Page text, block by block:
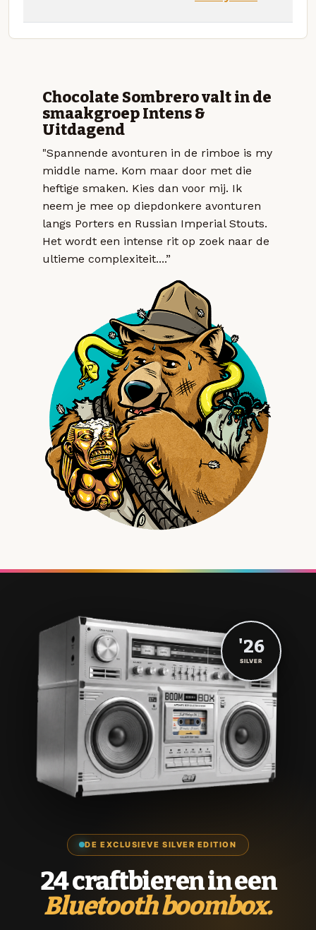
Chocolate Sombrero valt in de
smaakgroep Intens &
Uitdagend
"Spannende avonturen in de rimboe is my
middle name. Kom maar door met die
heftige smaken. Kies dan voor mij. Ik
neem je mee op diepdonkere avonturen
langs Porters en Russian Imperial Stouts.
Het wordt een intense rit op zoek naar de
ultieme complexiteit....”
DE EXCLUSIEVE SILVER EDITION
24 craftbieren in een
Bluetooth boombox.
'26
SILVER